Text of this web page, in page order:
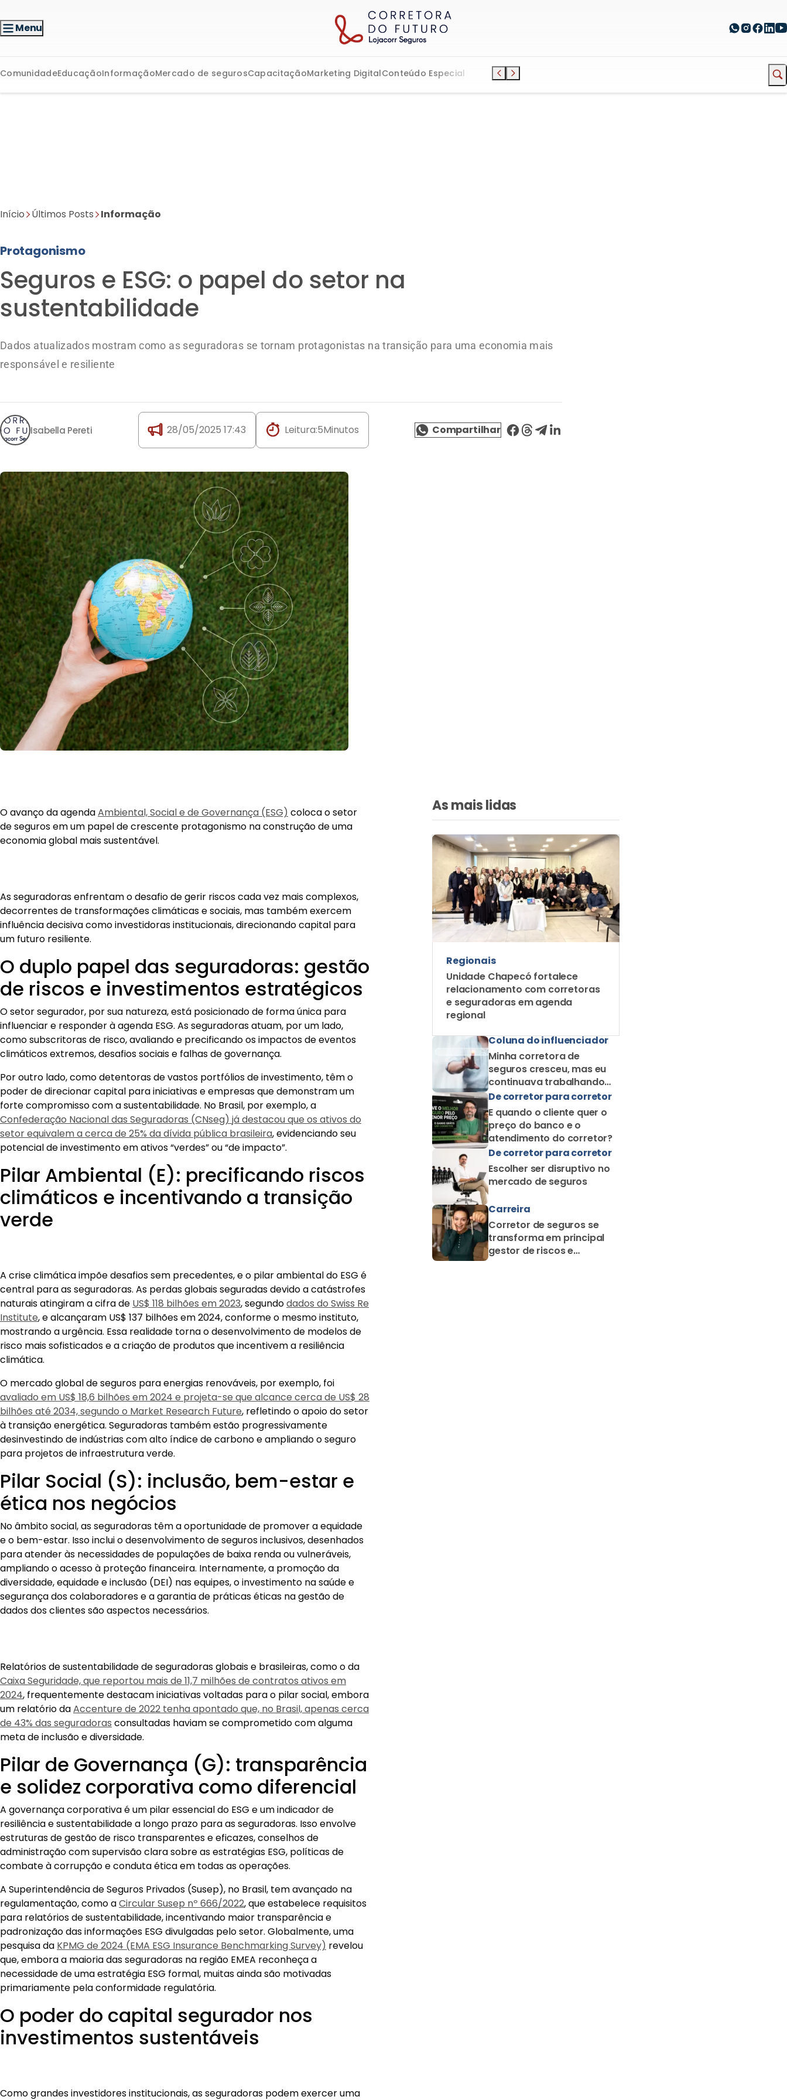
Menu
ComunidadeEducaçãoInformaçãoMercado de segurosCapacitaçãoMarketing DigitalConteúdo Especial
Início Últimos Posts Informação
Protagonismo
Seguros e ESG: o papel do setor na
sustentabilidade
Dados atualizados mostram como as seguradoras se tornam protagonistas na transição para uma economia mais
responsável e resiliente
Isabella Pereti 28/05/2025 17:43 Leitura:5Minutos
O avanço da agendaAmbiental, Social e de Governança (ESG) coloca o setor
de seguros em um papel de crescente protagonismo na construção de uma
economia global mais sustentável.
As seguradoras enfrentam o desafio de gerir riscos cada vez mais complexos,
decorrentes de transformações climáticas e sociais, mas também exercem
influência decisiva como investidoras institucionais, direcionando capital para
um futuro resiliente.
O duplo papel das seguradoras: gestão
de riscos e investimentos estratégicos
O setor segurador, por sua natureza, está posicionado de forma única para
influenciar e responder à agenda ESG. As seguradoras atuam, por um lado,
como subscritoras de risco, avaliando e precificando os impactos de eventos
climáticos extremos, desafios sociais e falhas de governança.
Por outro lado, como detentoras de vastos portfólios de investimento, têm o
poder de direcionar capital para iniciativas e empresas que demonstram um
forte compromisso com a sustentabilidade. No Brasil, por exemplo, a
Confederação Nacional das Seguradoras (CNseg) já destacou que os ativos do
setor equivalem a cerca de 25% da dívida pública brasileira, evidenciando seu
potencial de investimento em ativos “verdes” ou “de impacto”.
Pilar Ambiental (E): precificando riscos
climáticos e incentivando a transição
verde
A crise climática impõe desafios sem precedentes, e o pilar ambiental do ESG é
central para as seguradoras. As perdas globais seguradas devido a catástrofes
naturais atingiram a cifra de US$ 118 bilhões em 2023, segundodados do Swiss Re
Institute, e alcançaram US$ 137 bilhões em 2024, conforme o mesmo instituto,
mostrando a urgência. Essa realidade torna o desenvolvimento de modelos de
risco mais sofisticados e a criação de produtos que incentivem a resiliência
climática.
O mercado global de seguros para energias renováveis, por exemplo, foi
avaliado em US$ 18,6 bilhões em 2024 e projeta-se que alcance cerca de US$ 28
bilhões até 2034, segundo o Market Research Future, refletindo o apoio do setor
à transição energética. Seguradoras também estão progressivamente
desinvestindo de indústrias com alto índice de carbono e ampliando o seguro
para projetos de infraestrutura verde.
Pilar Social (S): inclusão, bem-estar e
ética nos negócios
No âmbito social, as seguradoras têm a oportunidade de promover a equidade
e o bem-estar. Isso inclui o desenvolvimento de seguros inclusivos, desenhados
para atender às necessidades de populações de baixa renda ou vulneráveis,
ampliando o acesso à proteção financeira. Internamente, a promoção da
diversidade, equidade e inclusão (DEI) nas equipes, o investimento na saúde e
segurança dos colaboradores e a garantia de práticas éticas na gestão de
dados dos clientes são aspectos necessários.
Relatórios de sustentabilidade de seguradoras globais e brasileiras, como o da
Caixa Seguridade, que reportou mais de 11,7 milhões de contratos ativos em
2024, frequentemente destacam iniciativas voltadas para o pilar social, embora
um relatório daAccenture de 2022 tenha apontado que, no Brasil, apenas cerca
de 43% das seguradoras consultadas haviam se comprometido com alguma
meta de inclusão e diversidade.
Pilar de Governança (G): transparência
e solidez corporativa como diferencial
A governança corporativa é um pilar essencial do ESG e um indicador de
resiliência e sustentabilidade a longo prazo para as seguradoras. Isso envolve
estruturas de gestão de risco transparentes e eficazes, conselhos de
administração com supervisão clara sobre as estratégias ESG, políticas de
combate à corrupção e conduta ética em todas as operações.
A Superintendência de Seguros Privados (Susep), no Brasil, tem avançado na
regulamentação, como aCircular Susep nº 666/2022, que estabelece requisitos
para relatórios de sustentabilidade, incentivando maior transparência e
padronização das informações ESG divulgadas pelo setor. Globalmente, uma
pesquisa da KPMG de 2024 (EMA ESG Insurance Benchmarking Survey) revelou
que, embora a maioria das seguradoras na região EMEA reconheça a
necessidade de uma estratégia ESG formal, muitas ainda são motivadas
primariamente pela conformidade regulatória.
O poder do capital segurador nos
investimentos sustentáveis
Como grandes investidores institucionais, as seguradoras podem exercer uma
As mais lidas
Regionais
Unidade Chapecó fortalece
relacionamento com corretoras
e seguradoras em agenda
regional
Coluna do influenciador
Minha corretora de
seguros cresceu, mas eu
continuava trabalhando
como corretor solo
De corretor para corretor
E quando o cliente quer o
preço do banco e o
atendimento do corretor?
De corretor para corretor
Escolher ser disruptivo no
mercado de seguros
Carreira
Corretor de seguros se
transforma em principal
gestor de riscos e